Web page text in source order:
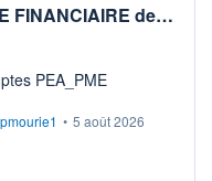
FINANCIAIRE de…
comptes PEA_PME
pmourie1 • 5 août 2026